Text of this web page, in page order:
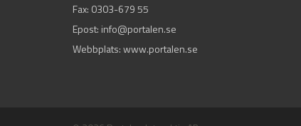
Fax: 0303-679 55
Epost: info@portalen.se
Webbplats: www.portalen.se